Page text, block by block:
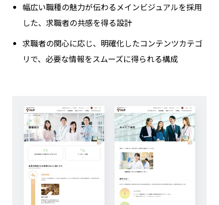
幅広い職種の魅力が伝わるメインビジュアルを採用
した、求職者の共感を得る設計
求職者の関心に応じ、明確化したコンテンツカテゴ
リで、必要な情報をスムーズに得られる構成